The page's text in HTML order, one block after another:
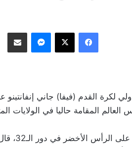
فيسبوك ‫X ماسنجر مشاركة عبر
لكرة القدم (فيفا) جاني
العالم المقامة حاليا في الولايات
وبعد فوز